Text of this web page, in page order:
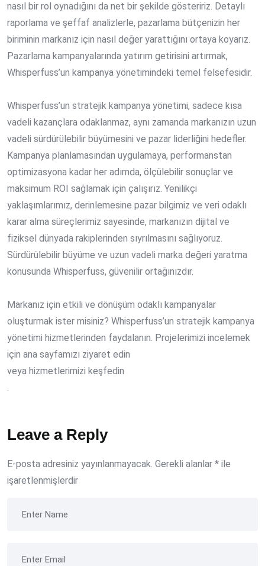
nasıl bir rol oynadığını da net bir şekilde gösteririz. Detaylı
raporlama ve şeffaf analizlerle, pazarlama bütçenizin her
biriminin markanız için nasıl değer yarattığını ortaya koyarız.
Pazarlama kampanyalarında yatırım getirisini artırmak,
Whisperfuss’un kampanya yönetimindeki temel felsefesidir.
Whisperfuss’un stratejik kampanya yönetimi, sadece kısa
vadeli kazançlara odaklanmaz, aynı zamanda markanızın uzun
vadeli sürdürülebilir büyümesini ve pazar liderliğini hedefler.
Kampanya planlamasından uygulamaya, performanstan
optimizasyona kadar her adımda, ölçülebilir sonuçlar ve
maksimum ROI sağlamak için çalışırız. Yenilikçi
yaklaşımlarımız, derinlemesine pazar bilgimiz ve veri odaklı
karar alma süreçlerimiz sayesinde, markanızın dijital ve
fiziksel dünyada rakiplerinden sıyrılmasını sağlıyoruz.
Sürdürülebilir büyüme ve uzun vadeli marka değeri yaratma
konusunda Whisperfuss, güvenilir ortağınızdır.
Markanız için etkili ve dönüşüm odaklı kampanyalar
oluşturmak ister misiniz? Whisperfuss’un stratejik kampanya
yönetimi hizmetlerinden faydalanın. Projelerimizi incelemek
için ana sayfamızı ziyaret edin
veya hizmetlerimizi keşfedin
.
Leave a Reply
E-posta adresiniz yayınlanmayacak. Gerekli alanlar * ile
işaretlenmişlerdir